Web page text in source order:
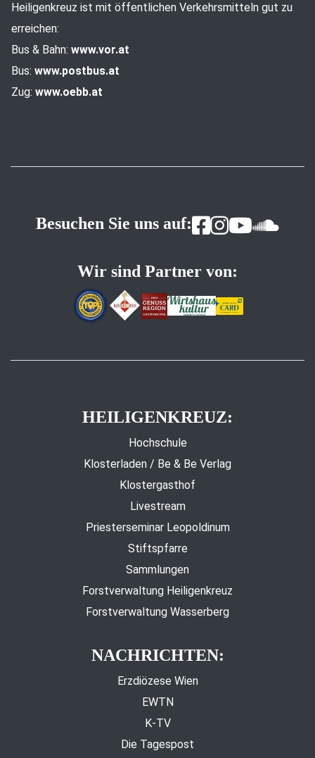
Heiligenkreuz ist mit öffentlichen Verkehrsmitteln gut zu
erreichen:
Bus & Bahn: www.vor.at
Bus: www.postbus.at
Zug: www.oebb.at
Besuchen Sie uns auf:
Wir sind Partner von:
HEILIGENKREUZ:
Hochschule
Klosterladen / Be & Be Verlag
Klostergasthof
Livestream
Priesterseminar Leopoldinum
Stiftspfarre
Sammlungen
Forstverwaltung Heiligenkreuz
Forstverwaltung Wasserberg
NACHRICHTEN:
Erzdiözese Wien
EWTN
K-TV
Die Tagespost